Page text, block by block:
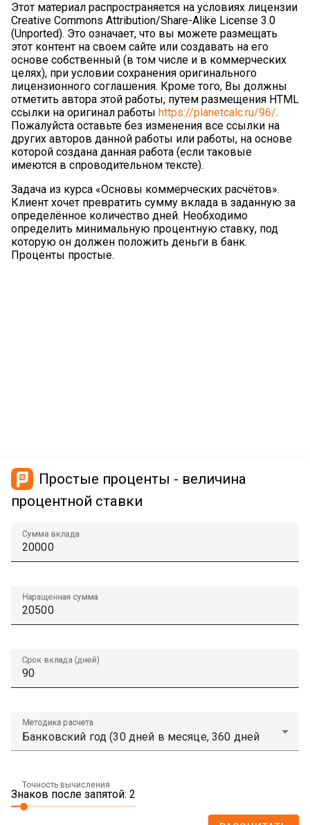
Этот материал распространяется на условиях лицензии
Creative Commons Attribution/Share-Alike License 3.0
(Unported). Это означает, что вы можете размещать
этот контент на своем сайте или создавать на его
основе собственный (в том числе и в коммерческих
целях), при условии сохранения оригинального
лицензионного соглашения. Кроме того, Вы должны
отметить автора этой работы, путем размещения HTML
ссылки на оригинал работы https://planetcalc.ru/96/.
Пожалуйста оставьте без изменения все ссылки на
других авторов данной работы или работы, на основе
которой создана данная работа (если таковые
имеются в спроводительном тексте).
Задача из курса «Основы коммерческих расчётов».
Клиент хочет превратить сумму вклада в заданную за
определённое количество дней. Необходимо
определить минимальную процентную ставку, под
которую он должен положить деньги в банк.
Проценты простые.
Простые проценты - величина
процентной ставки
Сумма вклада
Наращенная сумма
Срок вклада (дней)
Методика расчета
Точность вычисления
Знаков после запятой: 2